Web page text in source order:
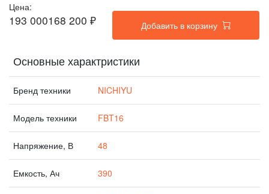
Цена:
193 000168 200 ₽ Добавить в корзину
Основные характристики
Бренд техники NICHIYU
Модель техники FBT16
Напряжение, В 48
Емкость, Ач 390